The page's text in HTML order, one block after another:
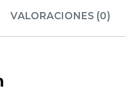
VALORACIONES (0)